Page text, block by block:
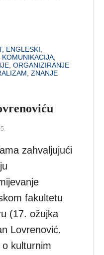
, ENGLESKI
KOMUNIKACIJA
,ORGANIZIRANJE
,ZNANJE
zahvaljujući
fakultetu
(17. ožujka
Lovrenović.
kulturnim